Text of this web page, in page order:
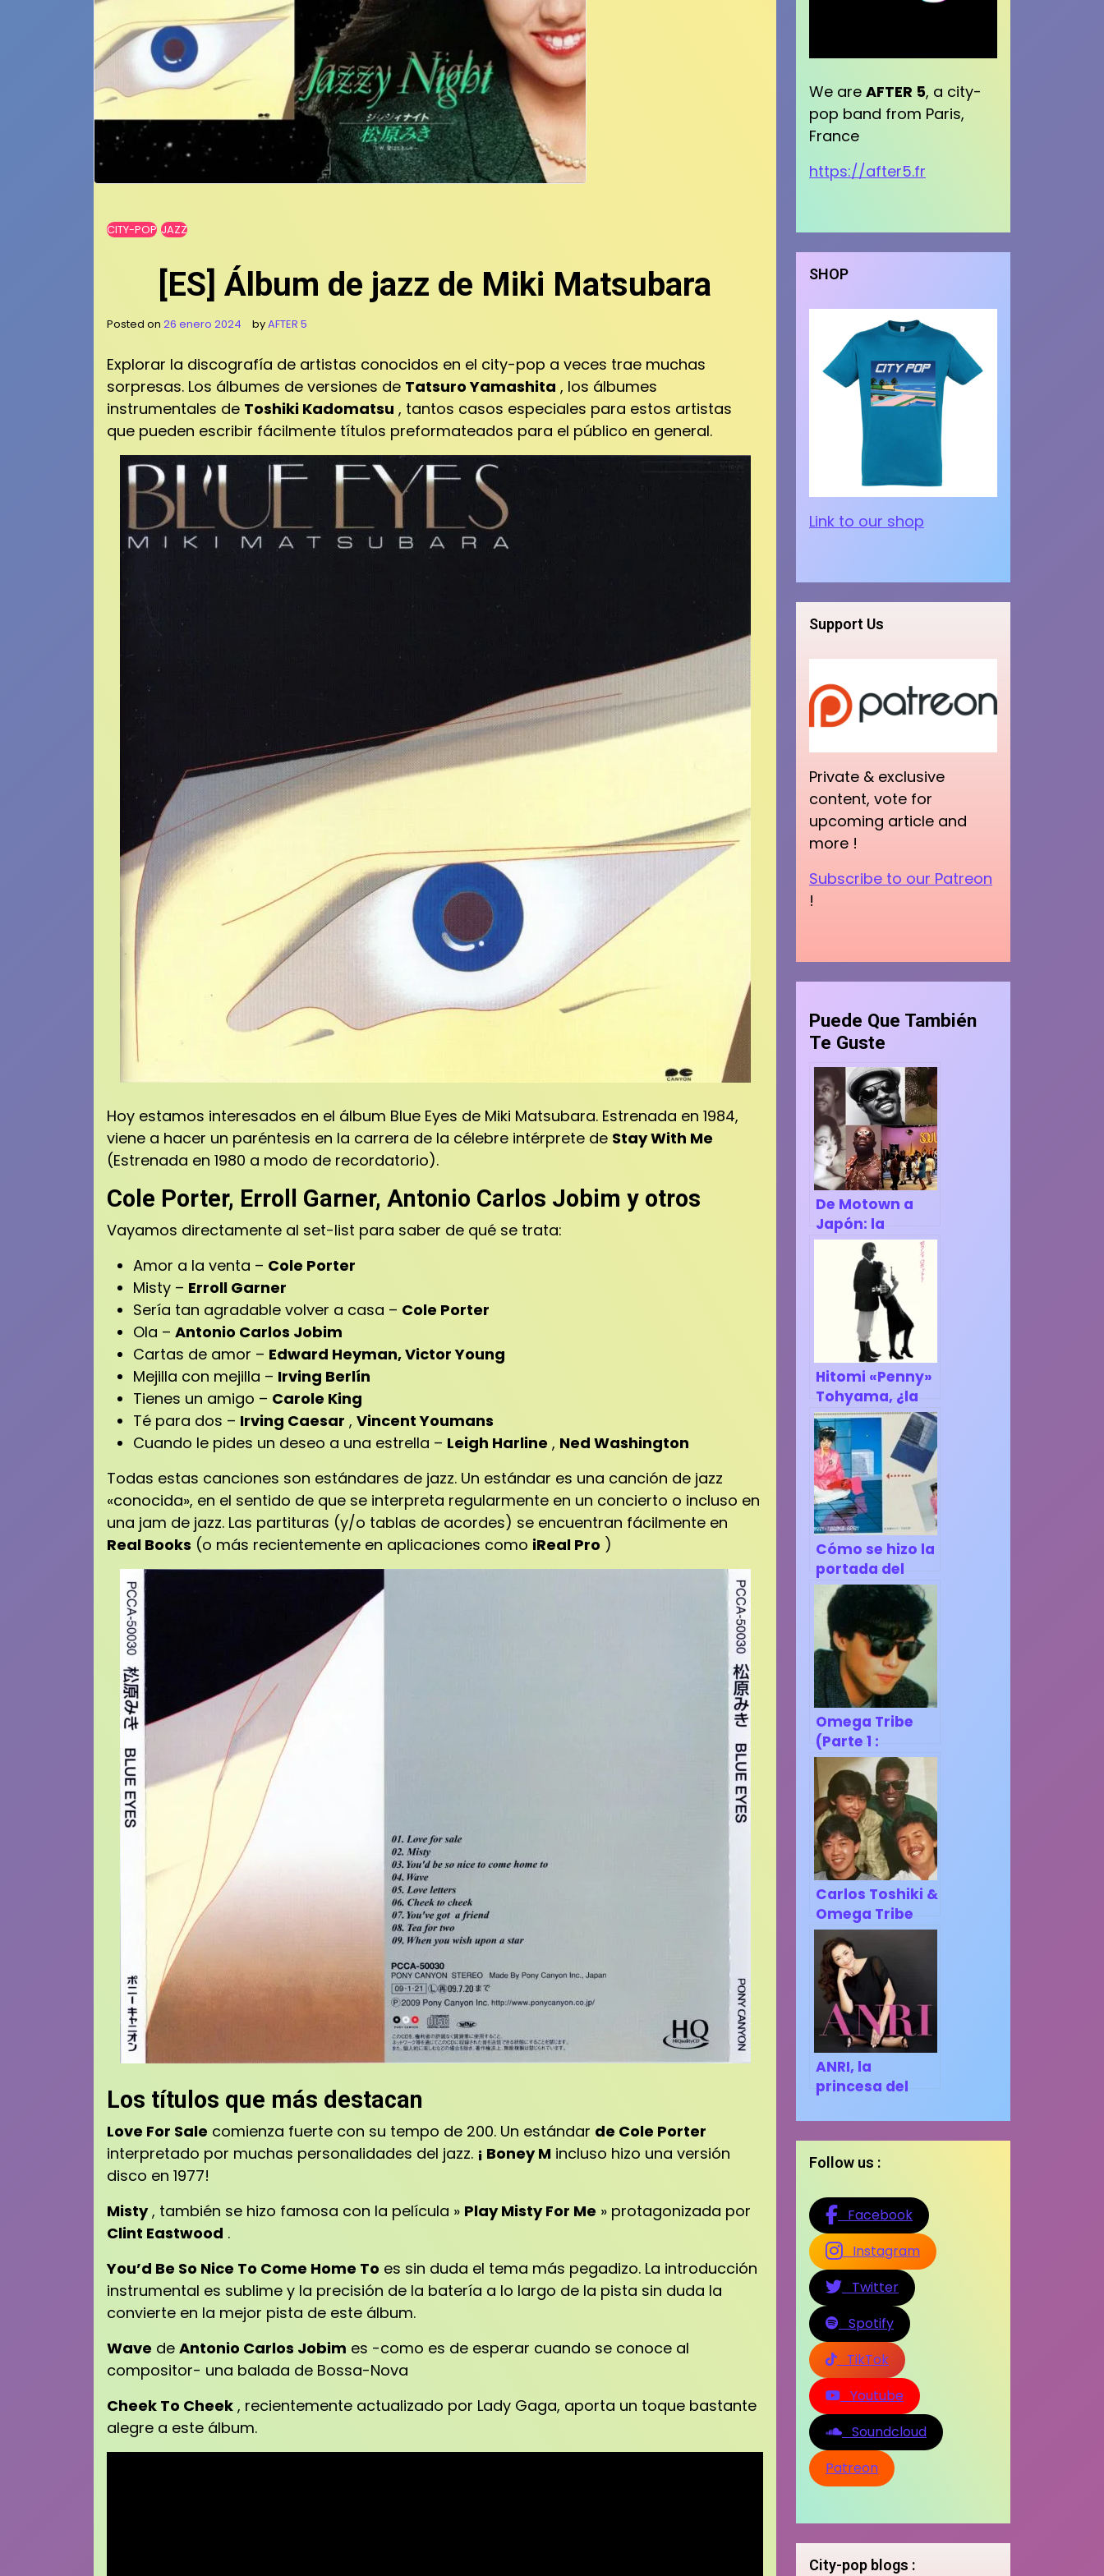
CITY-POP JAZZ
[ES] Álbum de jazz de Miki Matsubara
Posted on 26 enero 2024 byAFTER 5
Explorar la discografía de artistas conocidos en el city-pop a veces trae muchas
sorpresas. Los álbumes de versiones de Tatsuro Yamashita , los álbumes
instrumentales de Toshiki Kadomatsu , tantos casos especiales para estos artistas
que pueden escribir fácilmente títulos preformateados para el público en general.
Hoy estamos interesados ​​en el álbum Blue Eyes de Miki Matsubara. Estrenada en 1984,
viene a hacer un paréntesis en la carrera de la célebre intérprete de Stay With Me
(Estrenada en 1980 a modo de recordatorio).
Cole Porter, Erroll Garner, Antonio Carlos Jobim y otros
Vayamos directamente al set-list para saber de qué se trata:
Amor a la venta – Cole Porter
Misty – Erroll Garner
Sería tan agradable volver a casa – Cole Porter
Ola – Antonio Carlos Jobim
Cartas de amor – Edward Heyman, Victor Young
Mejilla con mejilla – Irving Berlín
Tienes un amigo – Carole King
Té para dos – Irving Caesar , Vincent Youmans
Cuando le pides un deseo a una estrella – Leigh Harline , Ned Washington
Todas estas canciones son estándares de jazz. Un estándar es una canción de jazz
«conocida», en el sentido de que se interpreta regularmente en un concierto o incluso en
una jam de jazz. Las partituras (y/o tablas de acordes) se encuentran fácilmente en
Real Books (o más recientemente en aplicaciones como iReal Pro )
Los títulos que más destacan
Love For Sale comienza fuerte con su tempo de 200. Un estándar de Cole Porter
interpretado por muchas personalidades del jazz. ¡ Boney M incluso hizo una versión
disco en 1977!
Misty, también se hizo famosa con la película » Play Misty For Me » protagonizada por
Clint Eastwood .
You’d Be So Nice To Come Home To es sin duda el tema más pegadizo. La introducción
instrumental es sublime y la precisión de la batería a lo largo de la pista sin duda la
convierte en la mejor pista de este álbum.
Wave de Antonio Carlos Jobim es -como es de esperar cuando se conoce al
compositor- una balada de Bossa-Nova
Cheek To Cheek , recientemente actualizado por Lady Gaga, aporta un toque bastante
alegre a este álbum.
We are AFTER 5, a city-
pop band from Paris,
France
https://after5.fr
SHOP
Link to our shop
Support Us
Private & exclusive
content, vote for
upcoming article and
more !
Subscribe to our Patreon
!
Puede Que También
Te Guste
De Motown a
Japón: la
historia negra
en el pop
urbano japonés
Hitomi «Penny»
Tohyama, ¿la
cantante de
city-pop más
subestimada?
Cómo se hizo la
portada del
disco «Fuyü
Kükan» de
Tomoko Aran.
Omega Tribe
(Parte 1 :
Sugiyama
Kiyotaka)
Carlos Toshiki &
Omega Tribe
(Part 3)
ANRI, la
princesa del
Follow us :
Facebook
Instagram
Twitter
Spotify
TikTok
Youtube
Soundcloud
Patreon
City-pop blogs :